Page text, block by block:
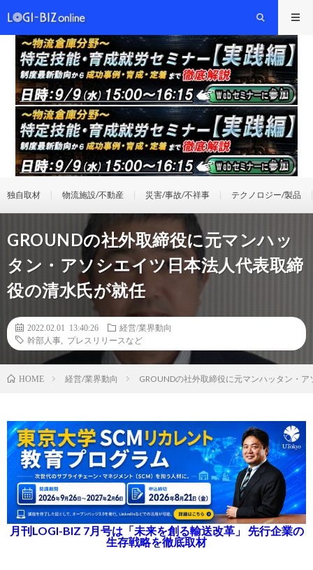
独自取材 物流施設/不動産 災害/事故/不祥事 テクノロジー/製品
GROUNDの社外取締役に元マンハッ
タン・アソシエイツ日本法人代表取締
役の清水氏が就任
2022.02.01 13:40:26
経営/業界動向
幹部人事
プレスリリースなど
HOME 経営/業界動向 GROUNDの社外取締役に元マンハッタン・
月刊LOGI-BIZ 7月号は「未来を創る輸送改革」 先行企業の
生存戦略を徹底取材